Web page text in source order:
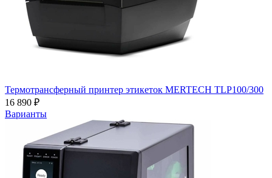
Термотрансферный принтер этикеток MERTECH TLP100/300
16 890 ₽
Варианты